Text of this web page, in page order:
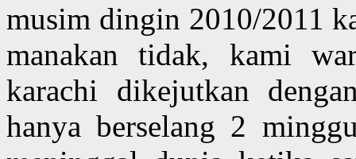
musim dingin 2010/2011
manakan tidak, kami
karachi dikejutkan
hanya berselang 2